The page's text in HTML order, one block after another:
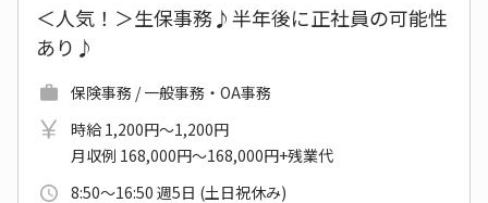
＜人気！＞生保事務♪半年後に正社員の可能性
あり♪
保険事務 / 一般事務・OA事務
時給 1,200円～1,200円
月収例 168,000円～168,000円+残業代
8:50～16:50 週5日 (土日祝休み)